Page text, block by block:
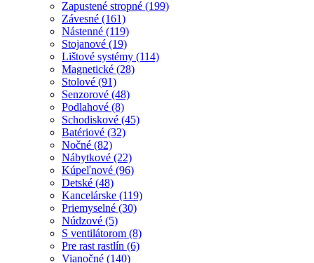
Zapustené stropné (199)
Závesné (161)
Nástenné (119)
Stojanové (19)
Lištové systémy (114)
Magnetické (28)
Stolové (91)
Senzorové (48)
Podlahové (8)
Schodiskové (45)
Batériové (32)
Nočné (82)
Nábytkové (22)
Kúpeľnové (96)
Detské (48)
Kancelárske (119)
Priemyselné (30)
Núdzové (5)
S ventilátorom (8)
Pre rast rastlín (6)
Vianočné (140)